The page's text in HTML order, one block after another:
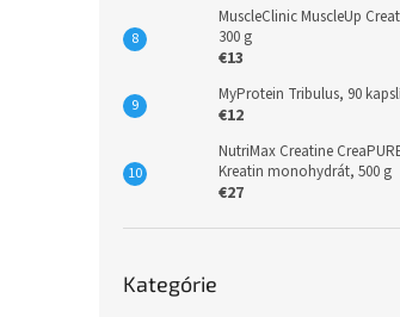
MuscleClinic MuscleUp
300 g
€13
MyProtein Tribulus, 90
€12
NutriMax Creatine
Kreatin monohydrát, 500 g
€27
kategórie
Kategórie